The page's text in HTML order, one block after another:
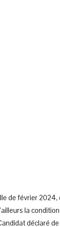
de février
la
déclaré